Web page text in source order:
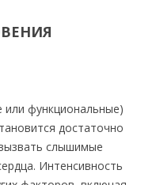
или функциональные)
достаточно
слышимые
Интенсивность